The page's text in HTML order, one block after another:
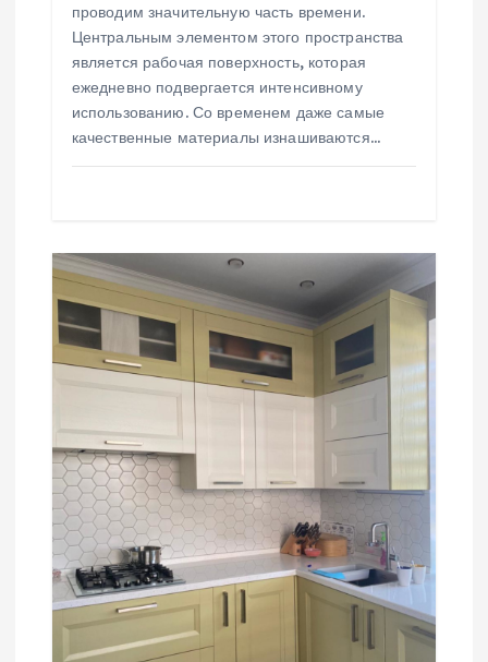
проводим значительную часть времени.
Центральным элементом этого пространства
является рабочая поверхность, которая
ежедневно подвергается интенсивному
использованию. Со временем даже самые
качественные материалы изнашиваются…